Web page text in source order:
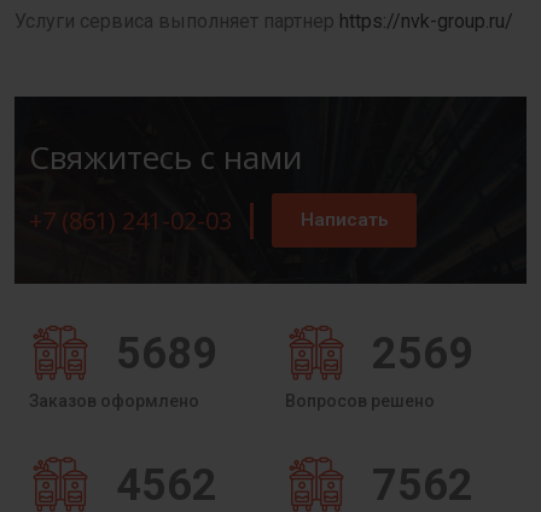
Услуги сервиса выполняет партнер https://nvk-group.ru/
Свяжитесь с нами
+7 (861) 241-02-03 Написать
5689
Заказов оформлено
2569
Вопросов решено
4562 7562